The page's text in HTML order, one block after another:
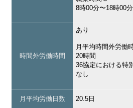
8時00分〜18時00分
時間外労働時間
あり
月平均時間外労働
20時間
36協定における特
なし
月平均労働日数 20.5日